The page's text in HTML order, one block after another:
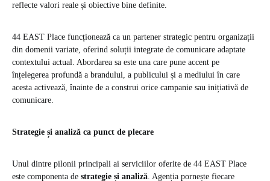
reflecte valori reale și obiective bine definite.
44 EAST Place funcționează ca un partener strategic pentru organizații
din domenii variate, oferind soluții integrate de comunicare adaptate
contextului actual. Abordarea sa este una care pune accent pe
înțelegerea profundă a brandului, a publicului și a mediului în care
acesta activează, înainte de a construi orice campanie sau inițiativă de
comunicare.
Strategie și analiză ca punct de plecare
Unul dintre pilonii principali ai serviciilor oferite de 44 EAST Place
este componenta de strategie și analiză. Agenția pornește fiecare